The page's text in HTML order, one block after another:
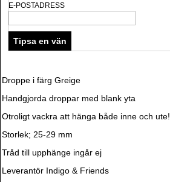
E-POSTADRESS
Droppe i färg Greige
Handgjorda droppar med blank yta
Otroligt vackra att hänga både inne och ute!
Storlek; 25-29 mm
Tråd till upphänge ingår ej
Leverantör Indigo & Friends